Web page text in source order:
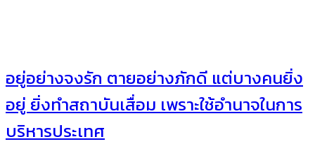
อยู่อย่างจงรัก ตายอย่างภักดี แต่บางคนยิ่ง
อยู่ ยิ่งทำสถาบันเสื่อม เพราะใช้อำนาจในการ
บริหารประเทศ